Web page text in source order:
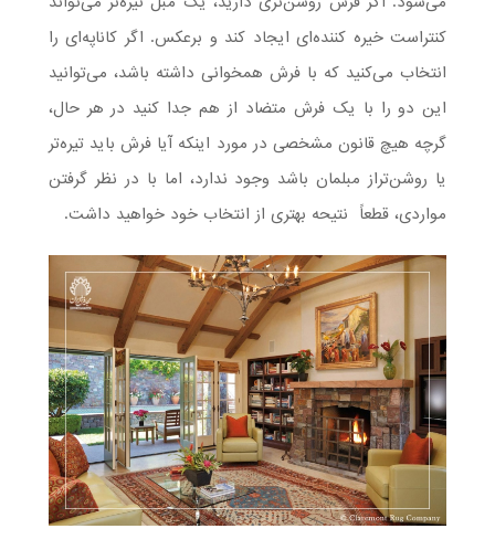
کنتراست خیره کننده‌ای ایجاد کند و برعکس. اگر کاناپه‌ای را
انتخاب می‌کنید که با فرش همخوانی داشته باشد، می‌توانید
این دو را با یک فرش متضاد از هم جدا کنید در هر حال،
گرچه هیچ قانون مشخصی در مورد اینکه آیا فرش باید تیره‌تر
یا روشن‌تراز مبلمان باشد وجود ندارد، اما با در نظر گرفتن
مواردی، قطعاً نتیحه بهتری از انتخاب خود خواهید داشت.